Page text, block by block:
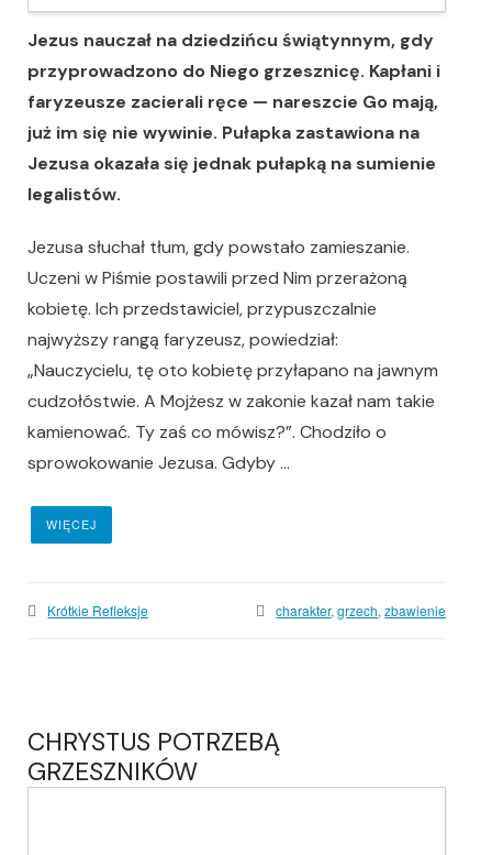
Jezus nauczał na dziedzińcu świątynnym, gdy
przyprowadzono do Niego grzesznicę. Kapłani i
faryzeusze zacierali ręce — nareszcie Go mają,
już im się nie wywinie. Pułapka zastawiona na
Jezusa okazała się jednak pułapką na sumienie
legalistów.
Jezusa słuchał tłum, gdy powstało zamieszanie.
Uczeni w Piśmie postawili przed Nim przerażoną
kobietę. Ich przedstawiciel, przypuszczalnie
najwyższy rangą faryzeusz, powiedział:
„Nauczycielu, tę oto kobietę przyłapano na jawnym
cudzołóstwie. A Mojżesz w zakonie kazał nam takie
kamienować. Ty zaś co mówisz?”. Chodziło o
sprowokowanie Jezusa. Gdyby ...
WIĘCEJ
Krótkie Refleksje charakter,grzech,zbawienie
CHRYSTUS POTRZEBĄ
GRZESZNIKÓW